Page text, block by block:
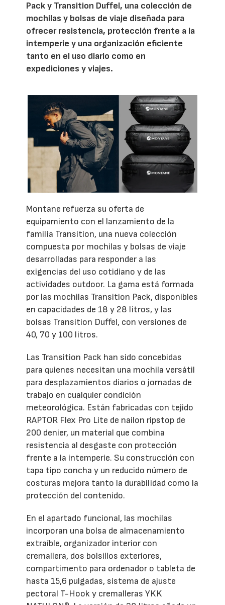
Pack y Transition Duffel, una colección de
mochilas y bolsas de viaje diseñada para
ofrecer resistencia, protección frente a la
intemperie y una organización eficiente
tanto en el uso diario como en
expediciones y viajes.
Montane refuerza su oferta de
equipamiento con el lanzamiento de la
familia Transition, una nueva colección
compuesta por mochilas y bolsas de viaje
desarrolladas para responder a las
exigencias del uso cotidiano y de las
actividades outdoor. La gama está formada
por las mochilas Transition Pack, disponibles
en capacidades de 18 y 28 litros, y las
bolsas Transition Duffel, con versiones de
40, 70 y 100 litros.
Las Transition Pack han sido concebidas
para quienes necesitan una mochila versátil
para desplazamientos diarios o jornadas de
trabajo en cualquier condición
meteorológica. Están fabricadas con tejido
RAPTOR Flex Pro Lite de nailon ripstop de
200 denier, un material que combina
resistencia al desgaste con protección
frente a la intemperie. Su construcción con
tapa tipo concha y un reducido número de
costuras mejora tanto la durabilidad como la
protección del contenido.
En el apartado funcional, las mochilas
incorporan una bolsa de almacenamiento
extraíble, organizador interior con
cremallera, dos bolsillos exteriores,
compartimento para ordenador o tableta de
hasta 15,6 pulgadas, sistema de ajuste
pectoral T-Hook y cremalleras YKK